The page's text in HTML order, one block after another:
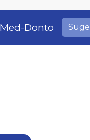
Med-Donto